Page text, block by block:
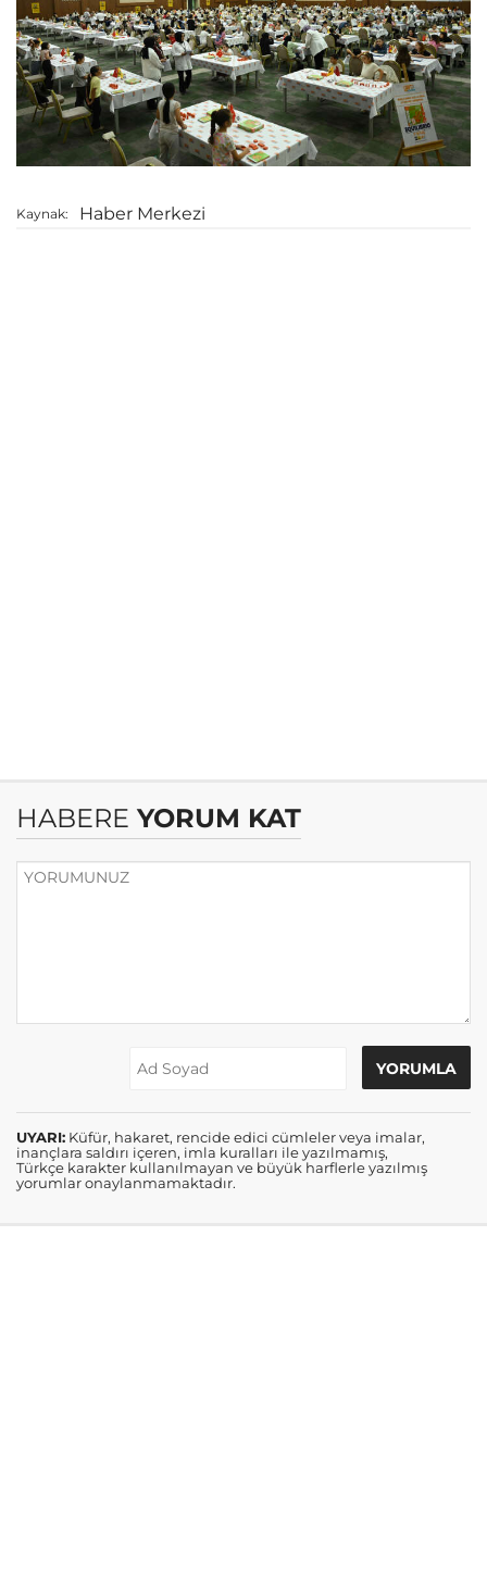
Kaynak: Haber Merkezi
HABERE YORUM KAT
UYARI: Küfür, hakaret, rencide edici cümleler veya imalar,
inançlara saldırı içeren, imla kuralları ile yazılmamış,
Türkçe karakter kullanılmayan ve büyük harflerle yazılmış
yorumlar onaylanmamaktadır.